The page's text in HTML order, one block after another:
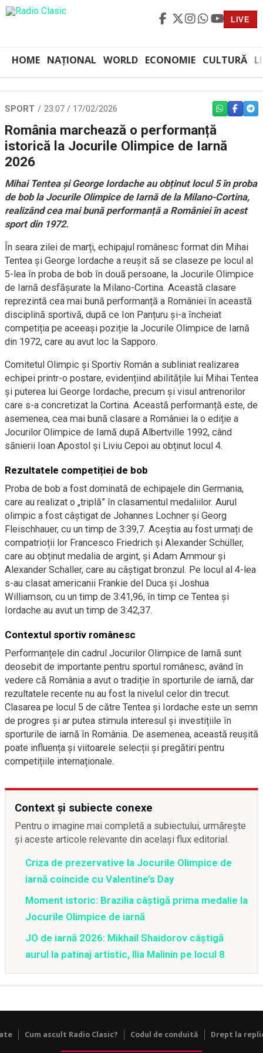
LIVE
HOME NAȚIONAL WORLD ECONOMIE CULTURĂ
SPORT 23:07 / 17/02/2026 WHATSAPP
România marchează o performanță
istorică la Jocurile Olimpice de Iarnă
2026
Mihai Tentea și George Iordache au obținut locul 5 în proba
de bob la Jocurile Olimpice de Iarnă de la Milano-Cortina,
realizând cea mai bună performanță a României în acest
sport din 1972.
În seara zilei de marți, echipajul românesc format din Mihai
Tentea și George Iordache a reușit să se claseze pe locul al
5-lea în proba de bob în două persoane, la Jocurile Olimpice
de Iarnă desfășurate la Milano-Cortina. Această clasare
reprezintă cea mai bună performanță a României în această
disciplină sportivă, după ce Ion Panțuru și-a încheiat
competiția pe aceeași poziție la Jocurile Olimpice de Iarnă
din 1972, care au avut loc la Sapporo.
Comitetul Olimpic și Sportiv Român a subliniat realizarea
echipei printr-o postare, evidențiind abilitățile lui Mihai Tentea
și puterea lui George Iordache, precum și visul antrenorilor
care s-a concretizat la Cortina. Această performanță este, de
asemenea, cea mai bună clasare a României la o ediție a
Jocurilor Olimpice de Iarnă după Albertville 1992, când
sănierii Ioan Apostol și Liviu Cepoi au obținut locul 4.
Rezultatele competiției de bob
Proba de bob a fost dominată de echipajele din Germania,
care au realizat o „triplă” în clasamentul medaliilor. Aurul
olimpic a fost câștigat de Johannes Lochner și Georg
Fleischhauer, cu un timp de 3:39,7. Aceștia au fost urmați de
compatrioții lor Francesco Friedrich și Alexander Schüller,
care au obținut medalia de argint, și Adam Ammour și
Alexander Schaller, care au câștigat bronzul. Pe locul al 4-lea
s-au clasat americanii Frankie del Duca și Joshua
Williamson, cu un timp de 3:41,96, în timp ce Tentea și
Iordache au avut un timp de 3:42,37.
Contextul sportiv românesc
Performanțele din cadrul Jocurilor Olimpice de Iarnă sunt
deosebit de importante pentru sportul românesc, având în
vedere că România a avut o tradiție în sporturile de iarnă, dar
rezultatele recente nu au fost la nivelul celor din trecut.
Clasarea pe locul 5 de către Tentea și Iordache este un semn
de progres și ar putea stimula interesul și investițiile în
sporturile de iarnă în România. De asemenea, această reușită
poate influența și viitoarele selecții și pregătiri pentru
competițiile internaționale.
Context și subiecte conexe
Pentru o imagine mai completă a subiectului, urmărește
și aceste articole relevante din același flux editorial.
Criza de prezervative la Jocurile Olimpice de
iarnă coincide cu Valentine’s Day
Moment istoric: Brazilia câștigă prima medalie la
Jocurile Olimpice de iarnă
JO de iarnă 2026: Mikhail Shaidorov câștigă
aurul la patinaj artistic, Ilia Malinin pe locul 8
Cum ascult Radio Clasic? Codul de conduită Drept la